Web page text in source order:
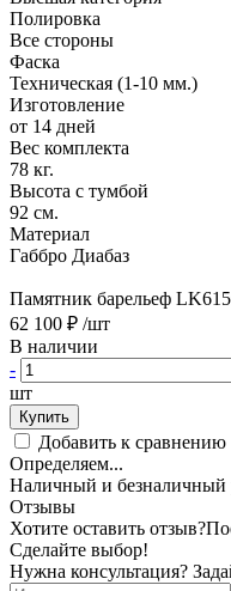
Полировка
Все стороны
Фаска
Техническая (1-10 мм.)
Изготовление
от 14 дней
Вес комплекта
78 кг.
Высота с тумбой
92 см.
Материал
Габбро Диабаз
Памятник барельеф
62 100 ₽ /шт
В наличии
-
шт
Купить
Добавить к сравнению
Определяем...
Наличный и безналичный
Отзывы
Хотите оставить отзыв?
Сделайте выбор!
Нужна консультация?